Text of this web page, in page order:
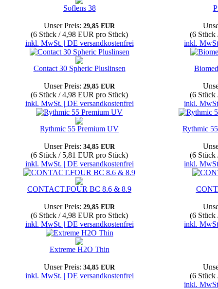
Soflens 38
Unser Preis: 29,85 EUR
(6 Stück / 4,98 EUR pro Stück)
inkl. MwSt. | DE versandkostenfrei
(6 Stück
inkl.
Contact 30 Spheric Pluslinsen
Unser Preis: 29,85 EUR
(6 Stück / 4,98 EUR pro Stück)
inkl. MwSt. | DE versandkostenfrei
(6 Stück
inkl.
Rythmic 55 Premium UV
Unser Preis: 34,85 EUR
(6 Stück / 5,81 EUR pro Stück)
inkl. MwSt. | DE versandkostenfrei
Rythmic
(6 Stück
inkl.
CONTACT.FOUR BC 8.6 & 8.9
Unser Preis: 29,85 EUR
(6 Stück / 4,98 EUR pro Stück)
inkl. MwSt. | DE versandkostenfrei
(6 Stück
inkl.
Extreme H2O Thin
Unser Preis: 34,85 EUR
inkl. MwSt. | DE versandkostenfrei
(6 Stück
inkl.